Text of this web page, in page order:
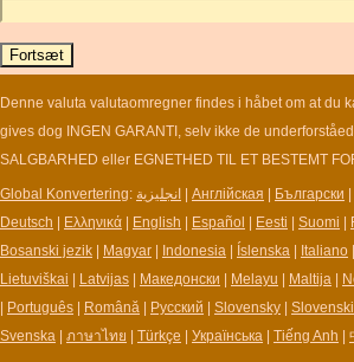
BAM
BBD
BCH
BCN
BDT
BET
BGN
BHD
BIF
BLC
Denne valuta valutaomregner findes i håbet om at du
gives dog INGEN GARANTI, selv ikke de
SALGBARHED eller EGNETHED TIL ET BESTEMT
Global Konvertering: انجليزية Англійская Български
Deutsch
Ελληνικά English Español Eesti Suomi
Bosanski jezik
Magyar Indonesia Íslenska Italiano
Lietuviškai
Latvijas Македонски Melayu Maltija
Português Română Русский Slovensky Slovenski
Svenska
ภาษาไทย Türkçe Українська Tiếng Anh